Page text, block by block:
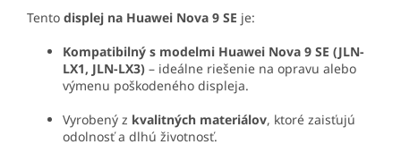
Tento displej na Huawei Nova 9 SE je:
Kompatibilný s modelmi Huawei Nova 9 SE (JLN-
LX1, JLN-LX3) – ideálne riešenie na opravu alebo
výmenu poškodeného displeja.
Vyrobený z kvalitných materiálov, ktoré zaisťujú
odolnosť a dlhú životnosť.